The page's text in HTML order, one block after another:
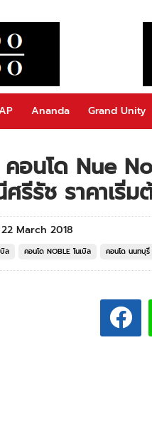
Ananda Grand Unity
คอนโด Nue
รีรัช ราคาเริ่ม
March 2018
ล คอนโด NOBLE โนเบิล คอนโด นนทบุรี